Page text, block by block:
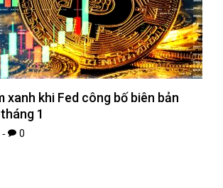
xanh khi Fed công bố biên bản
1
0